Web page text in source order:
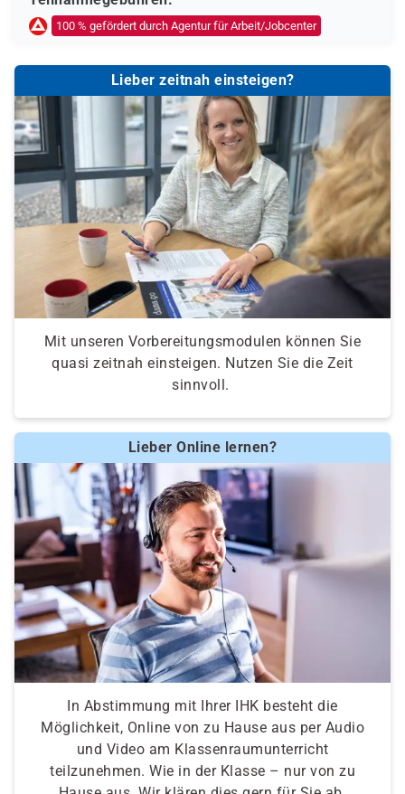
Ob eine Förderung oder Kostenübernahme möglich ist,
individuellen Prüfung Ihrer persönlichen
Voraussetzungen und Förderfähigkeit.
100 % gefördert durch Agentur für Arbeit/Jobcenter
Lieber zeitnah einsteigen?
Mit unseren Vorbereitungsmodulen können Sie
quasi zeitnah einsteigen. Nutzen Sie die Zeit
sinnvoll.
Lieber Online lernen?
In Abstimmung mit Ihrer IHK besteht die
Möglichkeit, Online von zu Hause aus per Audio
und Video am Klassenraumunterricht
teilzunehmen. Wie in der Klasse – nur von zu